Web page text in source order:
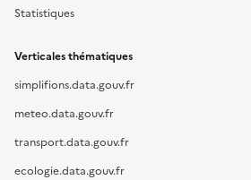
Statistiques
Verticales thématiques
simplifions.data.gouv.fr
meteo.data.gouv.fr
transport.data.gouv.fr
ecologie.data.gouv.fr